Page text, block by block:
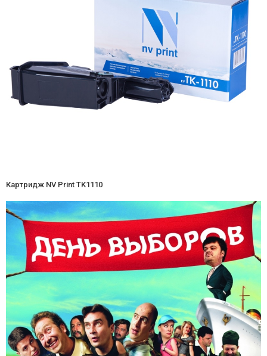
Картридж NV Print TK1110